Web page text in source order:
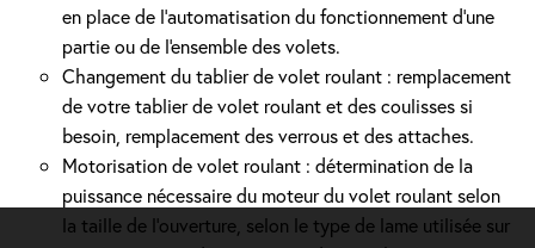
en place de l'automatisation du fonctionnement d’une
partie ou de l'ensemble des volets.
Changement du tablier de volet roulant : remplacement
de votre tablier de volet roulant et des coulisses si
besoin, remplacement des verrous et des attaches.
Motorisation de volet roulant : détermination de la
puissance nécessaire du moteur du volet roulant selon
la taille de l’ouverture, selon le type de lame utilisée sur